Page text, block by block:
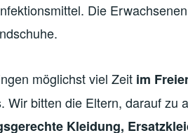
Die
möglichst viel Zeit im
Wir bitten die Eltern, darauf zu
Kleidung,